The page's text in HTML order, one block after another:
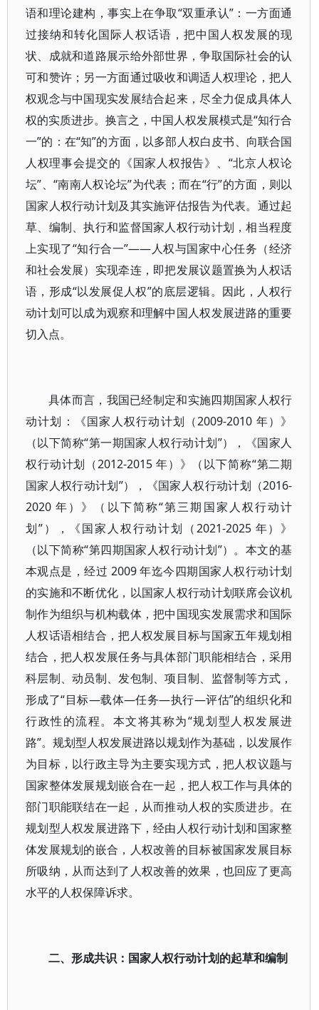
语和理论建构，事实上在争取“双重承认”：一方面通
过接纳和转化国际人权话语，把中国人权发展的现
状、成就和道路展示给外部世界，争取国际社会的认
可和赞许；另一方面通过吸收和调适人权理论，把人
权观念与中国现实发展结合起来，尽全力促成具体人
权的实质进步。换言之，中国人权发展模式是“知行合
一”的：在“知”的方面，以多部人权白皮书、向联合国
人权理事会提交的《国家人权报告》、“北京人权论
坛”、“南南人权论坛”为代表；而在“行”的方面，则以
国家人权行动计划及其实施评估报告为代表。通过起
草、编制、执行和监督国家人权行动计划，相当程度
上实现了“知行合一”——人权与国家中心任务（经济
和社会发展）实现牵连，即把发展议题置换为人权话
语，形成“以发展促人权”的底层逻辑。因此，人权行
动计划可以成为观察和理解中国人权发展进路的重要
切入点。
具体而言，我国已经制定和实施四期国家人权行
动计划：《国家人权行动计划（2009-2010 年）》
（以下简称“第一期国家人权行动计划”），《国家人
权行动计划（2012-2015 年）》（以下简称“第二期
国家人权行动计划”），《国家人权行动计划（2016-
2020 年）》（以下简称“第三期国家人权行动计
划”），《国家人权行动计划（2021-2025 年）》
（以下简称“第四期国家人权行动计划”）。本文的基
本观点是，经过 2009 年迄今四期国家人权行动计划
的实施和不断优化，以国家人权行动计划联席会议机
制作为组织与机构载体，把中国现实发展需求和国际
人权话语相结合，把人权发展目标与国家五年规划相
结合，把人权发展任务与具体部门职能相结合，采用
科层制、动员制、发包制、项目制、监督制等方式，
形成了“目标—载体—任务—执行—评估”的组织化和
行政性的流程。本文将其称为“规划型人权发展进
路”。规划型人权发展进路以规划作为基础，以发展作
为目标，以行政主导为主要实现方式，把人权议题与
国家整体发展规划嵌合在一起，把人权工作与具体的
部门职能联结在一起，从而推动人权的实质进步。在
规划型人权发展进路下，经由人权行动计划和国家整
体发展规划的嵌合，人权改善的目标被国家发展目标
所吸纳，从而达到了人权改善的效果，也回应了更高
水平的人权保障诉求。
二、形成共识：国家人权行动计划的起草和编制